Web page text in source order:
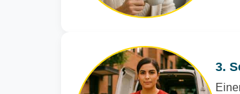
3.